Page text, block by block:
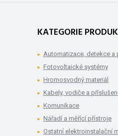
KATEGORIE
Automatizace, detekce a
Fotovoltaické systémy
Hromosvodný materiál
Kabely, vodiče a
Komunikace
Nářadí a měřící přístroje
Ostatní elektroinstalační